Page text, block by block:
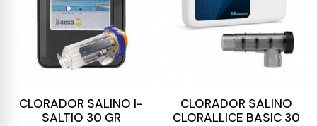
CLORADOR SALINO I-
SALTIO 30 GR
CLORADOR SALINO
CLORALLICE BASIC 30